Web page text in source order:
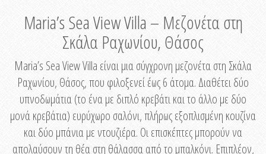
Maria’s Sea View Villa – Μεζονέτα στη
Σκάλα Ραχωνίου, Θάσος
Maria’s Sea View Villa είναι μια σύγχρονη μεζονέτα στη Σκάλα
Ραχωνίου, Θάσος, που φιλοξενεί έως 6 άτομα. Διαθέτει δύο
υπνοδωμάτια (το ένα με διπλό κρεβάτι και το άλλο με δύο
μονά κρεβάτια) ευρύχωρο σαλόνι, πλήρως εξοπλισμένη κουζίνα
και δύο μπάνια με ντουζιέρα. Οι επισκέπτες μπορούν να
απολαύσουν τη θέα στη θάλασσα από το μπαλκόνι. Επιπλέον,